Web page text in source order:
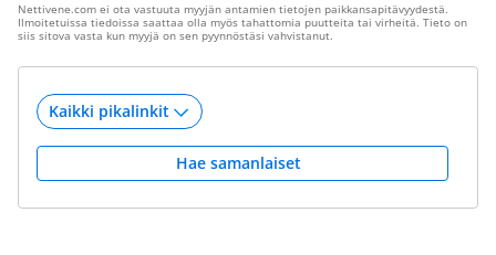
Nettivene.com ei ota vastuuta myyjän antamien tietojen paikkansapitävyydestä.
Ilmoitetuissa tiedoissa saattaa olla myös tahattomia puutteita tai virheitä. Tieto on
siis sitova vasta kun myyjä on sen pyynnöstäsi vahvistanut.
Hae samanlaiset